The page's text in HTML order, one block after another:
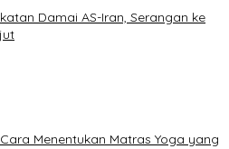
Damai AS-Iran, Serangan ke
Menentukan Matras Yoga yang